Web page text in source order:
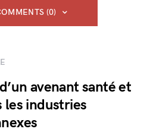
(0)
avenant santé et
les industries